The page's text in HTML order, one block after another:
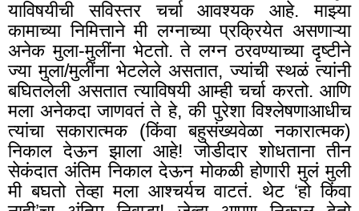
याविषयीची सविस्तर चर्चा आवश्यक आहे. माझ्या
कामाच्या निमित्ताने मी लग्नाच्या प्रक्रियेत असणाऱ्या
अनेक मुला-मुलींना भेटतो. ते लग्न ठरवण्याच्या दृष्टीने
ज्या मुला/मुलींना भेटलेले असतात, ज्यांची स्थळं त्यांनी
बघितलेली असतात त्याविषयी आम्ही चर्चा करतो. आणि
मला अनेकदा जाणवतं ते हे, की पुरेशा विश्लेषणाआधीच
त्यांचा सकारात्मक (किंवा बहुसंख्यवेळा नकारात्मक)
निकाल देऊन झाला आहे! जोडीदार शोधताना तीन
सेकंदात अंतिम निकाल देऊन मोकळी होणारी मुलं मुली
मी बघतो तेव्हा मला आश्चर्यच वाटतं. थेट ‘हो किंवा